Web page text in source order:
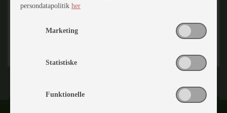
persondatapolitik her
Marketing
Statistiske
Funktionelle